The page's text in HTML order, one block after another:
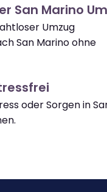
San Marino
Umzug
San Marino ohne
oder Sorgen in